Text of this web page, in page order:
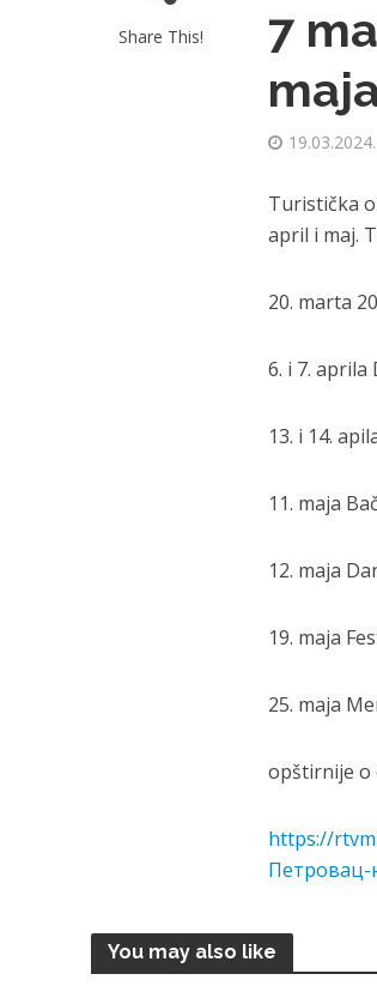
Share This!
7
19.03.2024.
Turistička
april i maj.
20. marta
6. i 7.
13. i 14.
11. maja
12. maja
19. maja
25. maja
opštirnije o
https://
Петровац-
You may also like